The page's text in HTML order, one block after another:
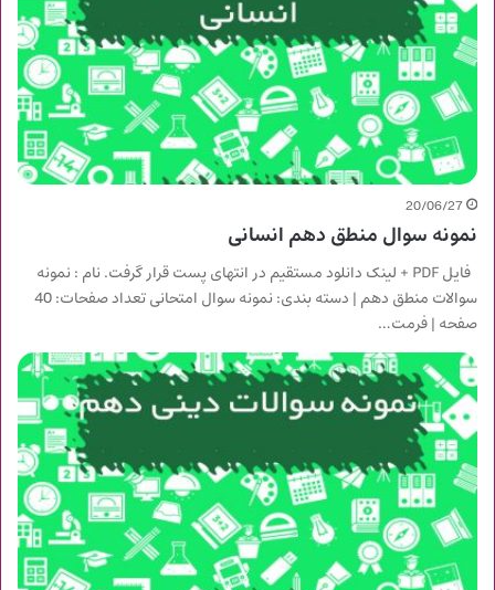
20/06/27
نمونه سوال منطق دهم انسانی
فایل PDF + لینک دانلود مستقیم در انتهای پست قرار گرفت. نام : نمونه
سوالات منطق دهم | دسته بندی: نمونه سوال امتحانی تعداد صفحات: 40
صفحه | فرمت…